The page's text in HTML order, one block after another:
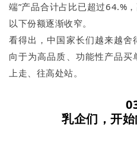
端”产品合计占比已超过64.%
以下份额逐渐收窄。
看得出，中国家长们越来越
向于为高品质、功能性产品
上走、往高处站。
乳企们，开